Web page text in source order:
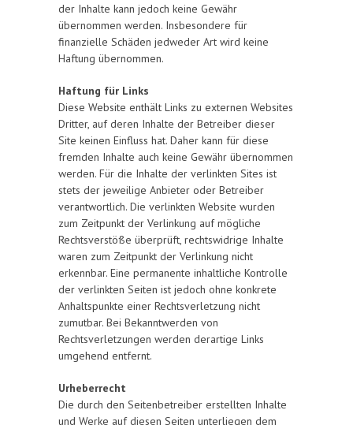
der Inhalte kann jedoch keine Gewähr
übernommen werden. Insbesondere für
finanzielle Schäden jedweder Art wird keine
Haftung übernommen.
Haftung für Links
Diese Website enthält Links zu externen Websites
Dritter, auf deren Inhalte der Betreiber dieser
Site keinen Einfluss hat. Daher kann für diese
fremden Inhalte auch keine Gewähr übernommen
werden. Für die Inhalte der verlinkten Sites ist
stets der jeweilige Anbieter oder Betreiber
verantwortlich. Die verlinkten Website wurden
zum Zeitpunkt der Verlinkung auf mögliche
Rechtsverstöße überprüft, rechtswidrige Inhalte
waren zum Zeitpunkt der Verlinkung nicht
erkennbar. Eine permanente inhaltliche Kontrolle
der verlinkten Seiten ist jedoch ohne konkrete
Anhaltspunkte einer Rechtsverletzung nicht
zumutbar. Bei Bekanntwerden von
Rechtsverletzungen werden derartige Links
umgehend entfernt.
Urheberrecht
Die durch den Seitenbetreiber erstellten Inhalte
und Werke auf diesen Seiten unterliegen dem